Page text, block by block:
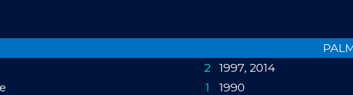
2
1997, 2014
1
1990